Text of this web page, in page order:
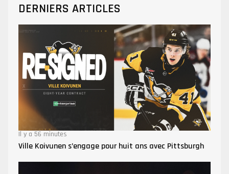
DERNIERS ARTICLES
Il y a 56 minutes
Ville Koivunen s’engage pour huit ans avec Pittsburgh